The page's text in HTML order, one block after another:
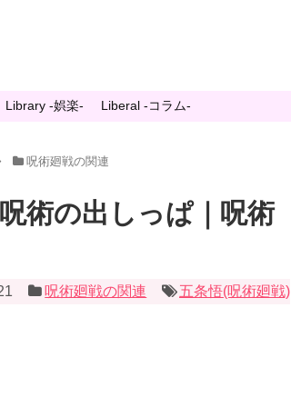
Library -娯楽- Liberal -コラム-
呪術廻戦の関連
術の出しっぱ｜呪術
呪術廻戦の関連 五条悟(呪術廻戦)